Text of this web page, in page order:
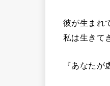
彼が生まれ
私は生きて
『あなた